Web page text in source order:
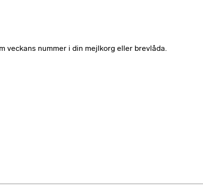
veckans nummer i din mejlkorg eller brevlåda.